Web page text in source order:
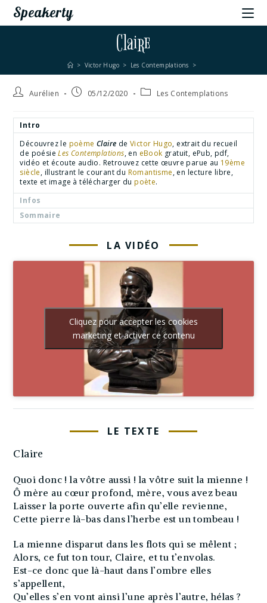
Speakerty
Claire
> Victor Hugo > Les Contemplations >
Aurélien 05/12/2020 Les Contemplations
Intro
Découvrez le poème Claire deVictor Hugo, extrait du recueil
de poésieLes Contemplations, en eBook gratuit, ePub, pdf,
vidéo et écoute audio. Retrouvez cette œuvre parue au 19ème
siècle, illustrant le courant du Romantisme, en lecture libre,
texte et image à télécharger dupoète.
Infos
Sommaire
LA VIDÉO
Cliquez pour accepter les cookies
marketing et activer ce contenu
LE TEXTE
Claire
Quoi donc ! la vôtre aussi ! la vôtre suit la mienne !
Ô mère au cœur profond, mère, vous avez beau
Laisser la porte ouverte afin qu’elle revienne,
Cette pierre là-bas dans l’herbe est un tombeau !
La mienne disparut dans les flots qui se mêlent ;
Alors, ce fut ton tour, Claire, et tu t’envolas.
Est-ce donc que là-haut dans l’ombre elles
s’appellent,
Qu’elles s’en vont ainsi l’une après l’autre, hélas ?